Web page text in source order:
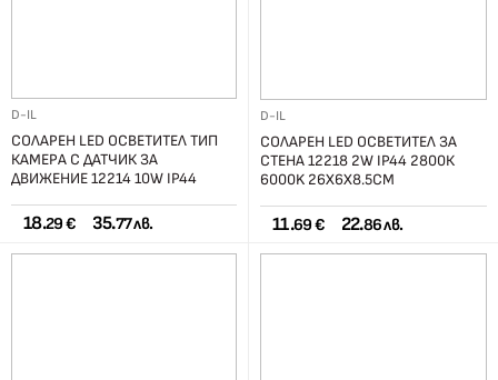
D-IL
СОЛАРЕН LED ОСВЕТИТЕЛ ТИП
КАМЕРА С ДАТЧИК ЗА
ДВИЖЕНИЕ 12214 10W IP44
18.29 € 35.77 лв.
D-IL
СОЛАРЕН LED ОСВЕТИТЕЛ ЗА
СТЕНА 12218 2W IP44 2800К
6000K 26X6X8.5СМ
11.69 € 22.86 лв.